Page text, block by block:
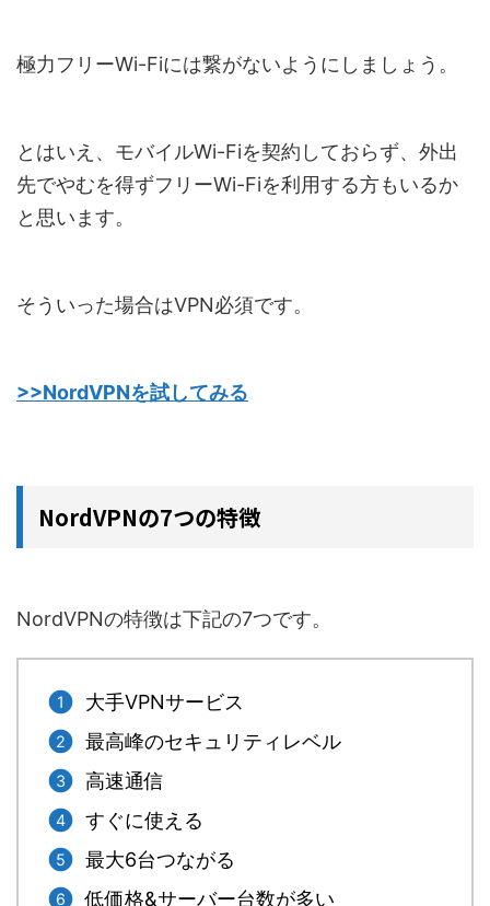
極力フリーWi-Fiには繋がないようにしましょう。
とはいえ、モバイルWi-Fiを契約しておらず、外出
先でやむを得ずフリーWi-Fiを利用する方もいるか
と思います。
そういった場合はVPN必須です。
>>NordVPNを試してみる
NordVPNの7つの特徴
NordVPNの特徴は下記の7つです。
大手VPNサービス
最高峰のセキュリティレベル
高速通信
すぐに使える
最大6台つながる
低価格&サーバー台数が多い